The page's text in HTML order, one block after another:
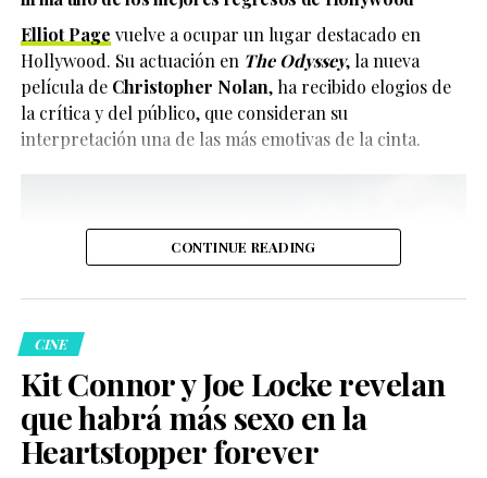
Elliot Page vuelve a ocupar un lugar destacado en
Hollywood. Su actuación en The Odyssey, la nueva
película de Christopher Nolan, ha recibido elogios de
la crítica y del público, que consideran su
interpretación una de las más emotivas de la cinta.
CONTINUE READING
CINE
Kit Connor y Joe Locke revelan
que habrá más sexo en la
Heartstopper forever